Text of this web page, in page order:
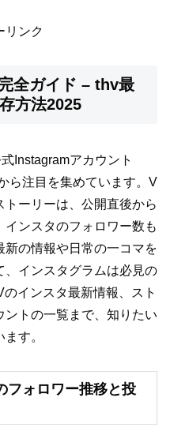
リンク
全ガイド – thv最
方法2025
Instagramアカウント
ら注目を集めています。V
ーリーは、公開直後から
ンスタのフォロワー数も
の情報や日常の一コマを
インスタグラムは必見の
インスタ最新情報、スト
トの一覧まで、知りたい
す。
ォロワー推移と投